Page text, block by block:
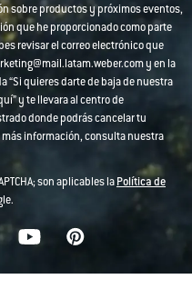
sobre productos y próximos eventos,
que he proporcionado como parte
revisar el correo electrónico que
y en la
“Si quieres darte de baja de nuestra
y te llevara al centro de
donde podrás cancelar tu
información, consulta nuestra
son aplicables laPolítica de